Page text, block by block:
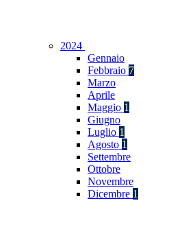
2024
Gennaio
Febbraio 7
Marzo
Aprile
Maggio 1
Giugno
Luglio 1
Agosto 1
Settembre
Ottobre
Novembre
Dicembre 1